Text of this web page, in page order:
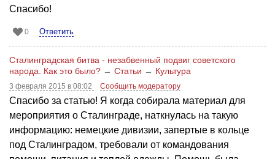
Спасибо!
0 Ответить
Сталинградская битва - незабвенный подвиг советского
народа. Как это было? → Статьи → Культура
3 февраля 2015 в 08:02 Сообщить модератору
Спасибо за статью! Я когда собирала материал для
мероприятия о Сталинграде, наткнулась на такую
информацию: немецкие дивизии, запертые в кольце
под Сталинградом, требовали от командования